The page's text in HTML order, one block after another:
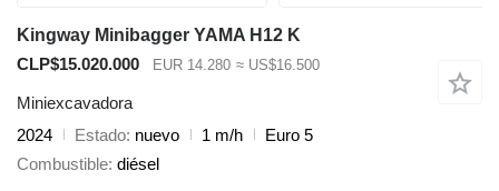
Kingway Minibagger YAMA H12 K
CLP$15.020.000
EUR 14.280 ≈ US$16.500
Miniexcavadora
2024
Estado nuevo 1 m/h
Euro 5
Combustible diésel